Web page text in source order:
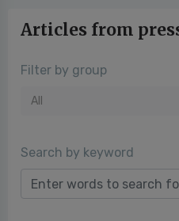
Articles from
Filter by group
All
Search by keyword